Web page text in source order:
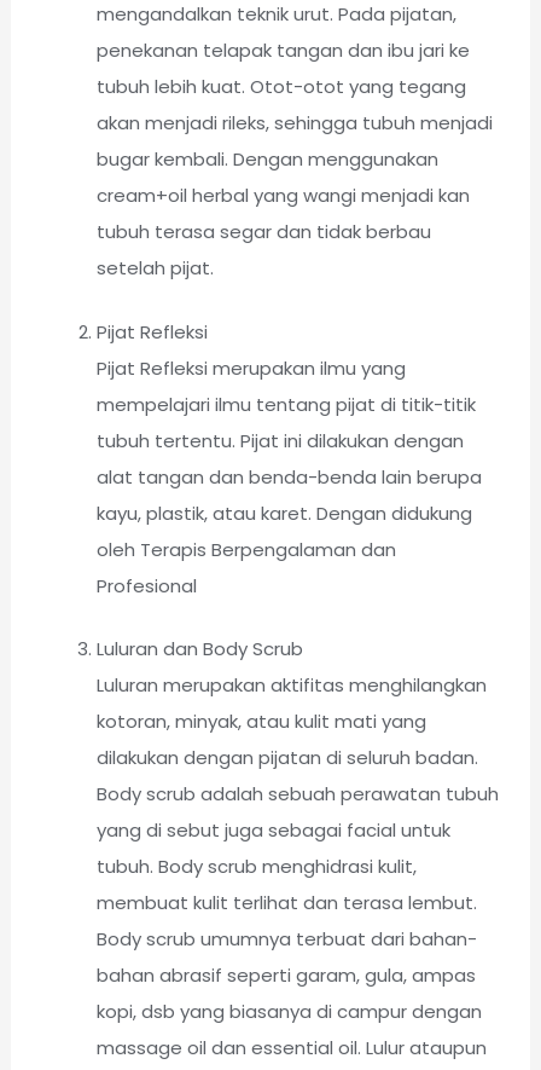
mengandalkan teknik urut. Pada pijatan,
penekanan telapak tangan dan ibu jari ke
tubuh lebih kuat. Otot-otot yang tegang
akan menjadi rileks, sehingga tubuh menjadi
bugar kembali. Dengan menggunakan
cream+oil herbal yang wangi menjadi kan
tubuh terasa segar dan tidak berbau
setelah pijat.
Pijat Refleksi
Pijat Refleksi merupakan ilmu yang
mempelajari ilmu tentang pijat di titik-titik
tubuh tertentu. Pijat ini dilakukan dengan
alat tangan dan benda-benda lain berupa
kayu, plastik, atau karet. Dengan didukung
oleh Terapis Berpengalaman dan
Profesional
Luluran dan Body Scrub
Luluran merupakan aktifitas menghilangkan
kotoran, minyak, atau kulit mati yang
dilakukan dengan pijatan di seluruh badan.
Body scrub adalah sebuah perawatan tubuh
yang di sebut juga sebagai facial untuk
tubuh. Body scrub menghidrasi kulit,
membuat kulit terlihat dan terasa lembut.
Body scrub umumnya terbuat dari bahan-
bahan abrasif seperti garam, gula, ampas
kopi, dsb yang biasanya di campur dengan
massage oil dan essential oil. Lulur ataupun